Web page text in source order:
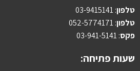
טלפון:
03-9415141
טלפון: 052-5774171
פקס: 03-941-5141
שעות פתיחה: